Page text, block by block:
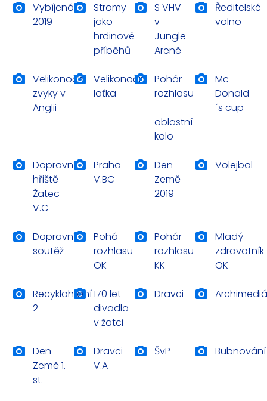
Vybíjená
2019
Stromy
jako
hrdinové
příběhů
S VHV
v
Jungle
Areně
Ředitelské
volno
Velikonoční
zvyky v
Anglii
Velikonoční
laťka
Pohár
rozhlasu
-
oblastní
kolo
Mc
Donald
´s cup
Dopravní
hřiště
Žatec
V.C
Praha
V.BC
Den
Země
2019
Volejbal
Dopravní
soutěž
Pohá
rozhlasu
OK
Pohár
rozhlasu
KK
Mladý
zdravotník
OK
Recyklohraní
2
170 let
divadla
v žatci
Dravci
Den
Země 1.
st.
Dravci
V.A
ŠvP Bubnování